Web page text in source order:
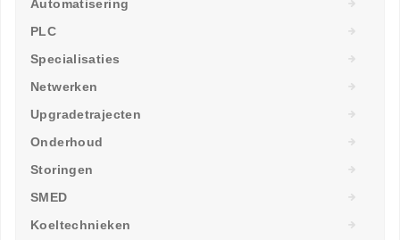
Automatisering
PLC
Specialisaties
Netwerken
Upgradetrajecten
Onderhoud
Storingen
SMED
Koeltechnieken